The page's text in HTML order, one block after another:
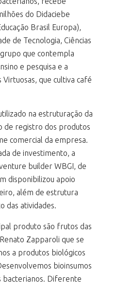
do Didaciebe
Brasil Europa),
de Tecnologia, Ciências
que contempla
e pesquisa e a
Virtuosas, que cultiva café
na estruturação da
de registro dos produtos
comercial da empresa.
de investimento, a
builder WBGI, de
disponibilizou apoio
além de estrutura
das atividades.
produto são frutos das
Zapparoli que se
a produtos biológicos
bioinsumos
Diferente